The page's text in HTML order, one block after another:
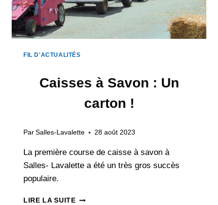
FIL D'ACTUALITÉS
Caisses à Savon : Un
carton !
Par Salles-Lavalette 28 août 2023
La première course de caisse à savon à
Salles- Lavalette a été un très gros succès
populaire.
LIRE LA SUITECAISSES